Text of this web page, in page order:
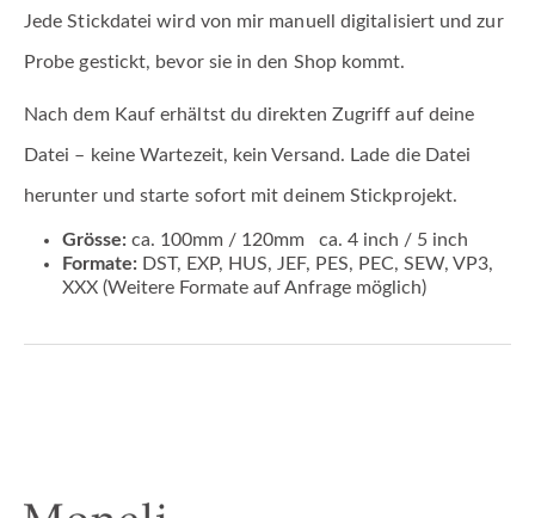
Jede Stickdatei wird von mir manuell digitalisiert und zur
Probe gestickt, bevor sie in den Shop kommt.
Nach dem Kauf erhältst du direkten Zugriff auf deine
Datei – keine Wartezeit, kein Versand. Lade die Datei
herunter und starte sofort mit deinem Stickprojekt.
Grösse: ca. 100mm / 120mm ca. 4 inch / 5 inch
Formate: DST, EXP, HUS, JEF, PES, PEC, SEW, VP3,
XXX (Weitere Formate auf Anfrage möglich)